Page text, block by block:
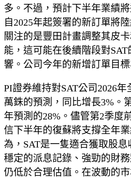
多。不過，預計下半年業績
自2025年起簽署的新訂單將
關注的是豐田計畫調整其皮
能，這可能在後續階段對
響。公司今年的新增訂單目標
PI證券維持對SAT公司2026年
萬銖的預測，同比增長3%。
年預測的28%。儘管第2季度
信下半年的復蘇將支撐全年
為，SAT是一隻適合獲取股
穩定的派息記錄、強勁的財
仍低於合理估值。在波動的